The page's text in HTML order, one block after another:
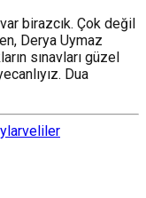
birazcık. Çok değil
Derya Uymaz
sınavları güzel
Dua
veliler